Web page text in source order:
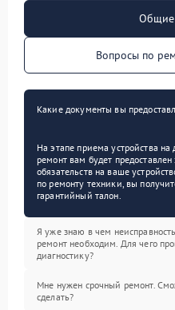
Общие
Вопросы по
Какие документы вы
На этапе приема устройства
ремонт вам будет
обязательств на ваше
по ремонту техники, вы
гарантийный талон.
Я уже знаю в чем
ремонт необходим. Для чего
диагностику?
Мне нужен срочный ремонт.
сделать?